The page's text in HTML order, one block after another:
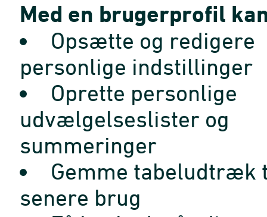
Med en brugerprofil
Opsætte og redigere
personlige indstillinger
Oprette personlige
udvælgelseslister og
summeringer
Gemme tabeludtræk
senere brug